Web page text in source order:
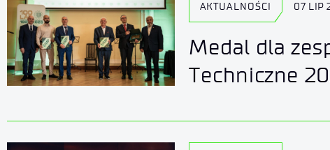
AKTUALNOŚCI 07 LIP
Medal dla
Techniczne